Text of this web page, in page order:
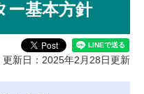
ー基本方針
更新日：2025年2月28日更新